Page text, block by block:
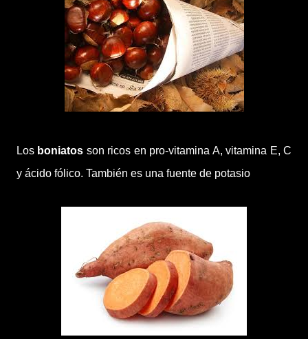
Los boniatos son ricos en pro-vitamina A, vitamina E, C
y ácido fólico. También es una fuente de potasio